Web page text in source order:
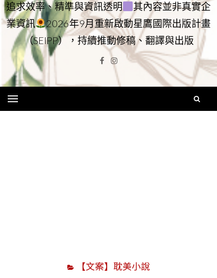
追求效率、精準與資訊透明
其內容並非真實企
業資訊
2026年9月重新啟動星鷹國際出版計畫
（SEIPP），持續推動修稿、翻譯與出版
Facebook
Instagram
【文案】耽美小說